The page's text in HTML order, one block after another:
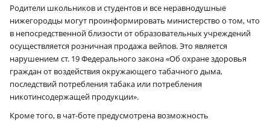
Родители школьников и студентов и все неравнодушные
нижегородцы могут проинформировать министерство о том, что
в непосредственной близости от образовательных учреждений
осуществляется розничная продажа вейпов. Это является
нарушением ст. 19 Федерального закона «Об охране здоровья
граждан от воздействия окружающего табачного дыма,
последствий потребления табака или потребления
никотинсодержащей продукции».
Кроме того, в чат-боте предусмотрена возможность